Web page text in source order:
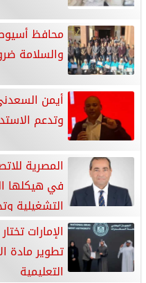
محافظ
والسلامة
وتدعم
المصرية
في هيكلها
التشغيلية
الإمارات
تطوير مادة
التعليمية